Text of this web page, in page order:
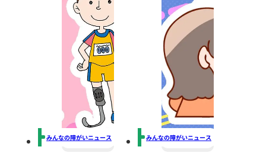
みんなの障がいニュース みんなの障がいニュース